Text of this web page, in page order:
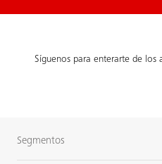
Síguenos para enterarte de los
Segmentos